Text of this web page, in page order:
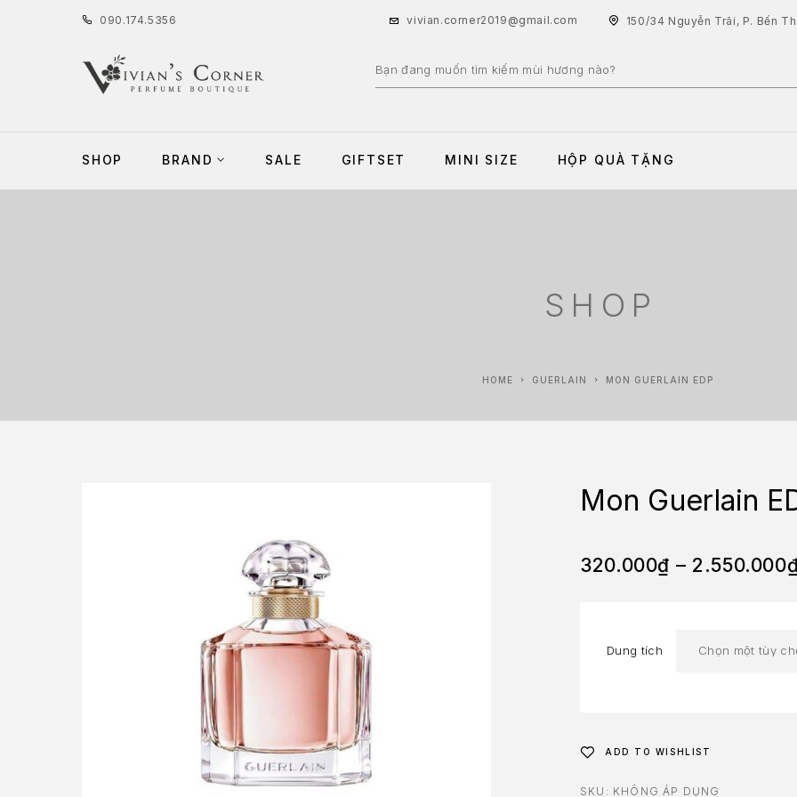
090 .174.5356 vivian.corner2019@gmail.com 150/34 Nguyễn Trãi, P. Bến
SHOP BRAND SALE GIFTSET MINI SIZE HỘP QUÀ TẶNG
SHOP
HOME GUERLAIN MON GUERLAIN EDP
Mon Guerlain
320.000₫ – 2.550.000
Dung tích
ADD TO WISHLIST
SKU: KHÔNG ÁP DỤNG